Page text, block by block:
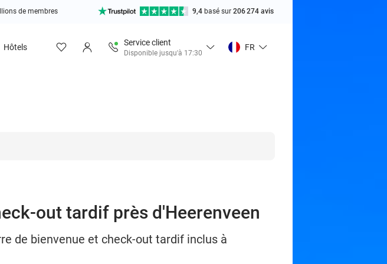
de membres 9,4 basé sur 206 274 avis
Hôtels
Service client
Disponible jusqu'à 17:30
FR
out tardif près d'Heerenveen
de bienvenue et check-out tardif inclus à